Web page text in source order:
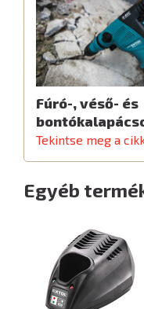
Fúró-, véső- és
Tekintse meg a
Egyéb